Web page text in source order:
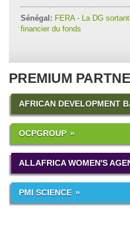
Sénégal: FERA - La DG
financier du fonds
PREMIUM
AFRICAN DEVELOPMENT
OCPGROUP
ALLAFRICA WOMEN'S
PMI SCIENCE